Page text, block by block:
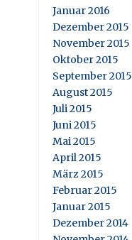
Januar 2016
Dezember 2015
November 2015
Oktober 2015
September 2015
August 2015
Juli 2015
Juni 2015
Mai 2015
April 2015
März 2015
Februar 2015
Januar 2015
Dezember 2014